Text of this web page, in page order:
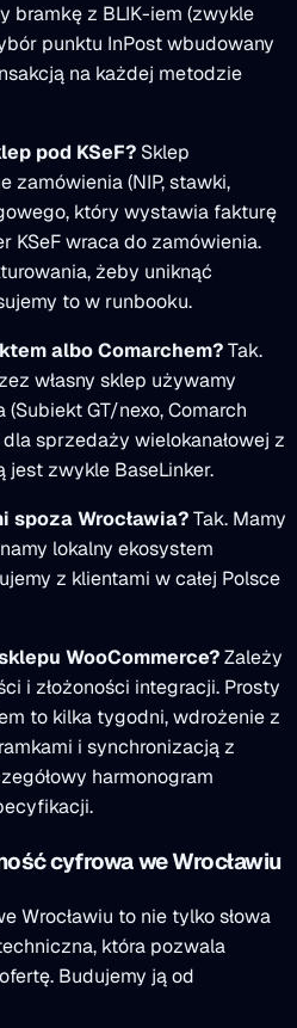
bramkę z BLIK-iem (zwykle
punktu InPost wbudowany
na każdej metodzie
pod KSeF? Sklep
zamówienia (NIP, stawki,
który wystawia fakturę
KSeF wraca do zamówienia.
żeby uniknąć
to w runbooku.
albo Comarchem?Tak.
własny sklep używamy
GT/nexo, Comarch
sprzedaży wielokanałowej z
zwykle BaseLinker.
spoza Wrocławia?Tak. Mamy
lokalny ekosystem
z klientami w całej Polsce
WooCommerce?Zależy
i złożoności integracji. Prosty
to kilka tygodni, wdrożenie z
i synchronizacją z
harmonogram
cyfrowa we Wrocławiu
Wrocławiu to nie tylko słowa
która pozwala
Budujemy ją od